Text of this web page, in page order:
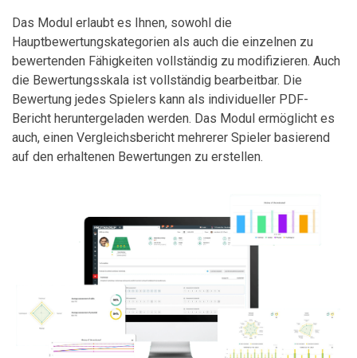
Das Modul erlaubt es Ihnen, sowohl die
Hauptbewertungskategorien als auch die einzelnen zu
bewertenden Fähigkeiten vollständig zu modifizieren. Auch
die Bewertungsskala ist vollständig bearbeitbar. Die
Bewertung jedes Spielers kann als individueller PDF-
Bericht heruntergeladen werden. Das Modul ermöglicht es
auch, einen Vergleichsbericht mehrerer Spieler basierend
auf den erhaltenen Bewertungen zu erstellen.